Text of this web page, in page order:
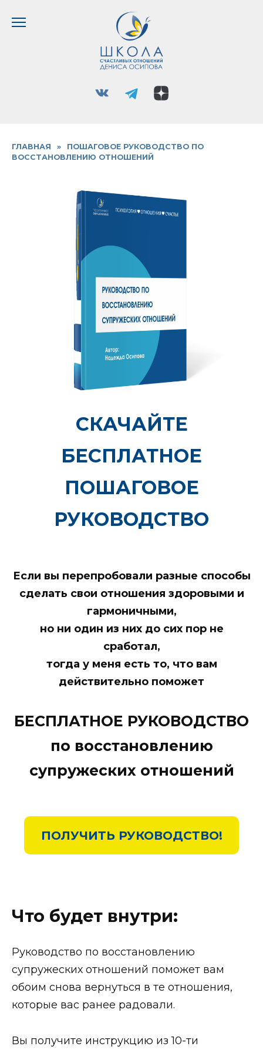
ГЛАВНАЯ »
ПОШАГОВОЕ РУКОВОДСТВО ПО
ВОССТАНОВЛЕНИЮ ОТНОШЕНИЙ
СКАЧАЙТЕ
БЕСПЛАТНОЕ
ПОШАГОВОЕ
РУКОВОДСТВО
Если вы перепробовали разные способы
сделать свои отношения здоровыми и
гармоничными,
но ни один из них до сих пор не
сработал,
тогда у меня есть то, что вам
действительно поможет
БЕСПЛАТНОЕ РУКОВОДСТВО
по восстановлению
супружеских отношений
ПОЛУЧИТЬ РУКОВОДСТВО!
Что будет внутри:
Руководство по восстановлению
супружеских отношений поможет вам
обоим снова вернуться в те отношения,
которые вас ранее радовали.
Вы получите инструкцию из 10-ти